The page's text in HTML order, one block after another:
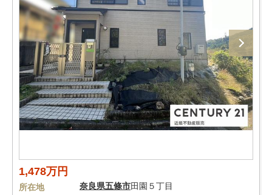
1,478万円
所在地 奈良県五條市田園５丁目